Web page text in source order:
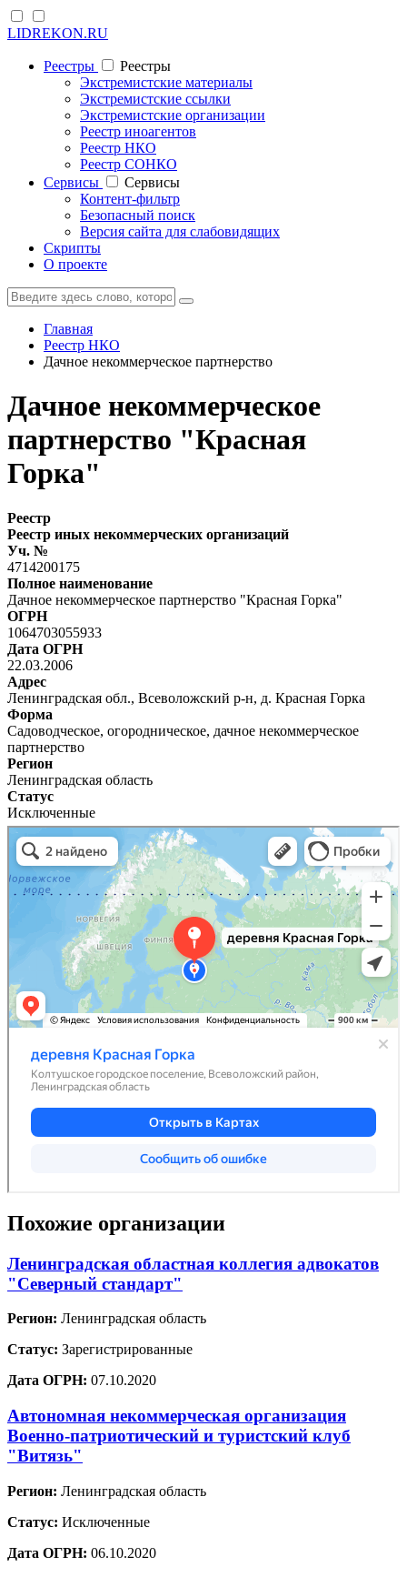
LIDREKON.RU
Реестры
Реестры
Экстремистские материалы
Экстремистские ссылки
Экстремистские организации
Реестр иноагентов
Реестр НКО
Реестр СОНКО
Cервисы
Cервисы
Контент-фильтр
Безопасный поиск
Версия сайта для слабовидящих
Скрипты
О проекте
Главная
Реестр НКО
Дачное некоммерческое партнерство
Дачное некоммерческое
партнерство "Красная
Горка"
Реестр
Реестр иных некоммерческих организаций
Уч. №
4714200175
Полное наименование
Дачное некоммерческое партнерство "Красная Горка"
ОГРН
1064703055933
Дата ОГРН
22.03.2006
Адрес
Ленинградская обл., Всеволожский р-н, д. Красная Горка
Форма
Садоводческое, огородническое, дачное некоммерческое
партнерство
Регион
Ленинградская область
Статус
Исключенные
Похожие организации
Ленинградская областная коллегия адвокатов
"Северный стандарт"
Регион: Ленинградская область
Статус: Зарегистрированные
Дата ОГРН: 07.10.2020
Автономная некоммерческая организация
Военно-патриотический и туристский клуб
"Витязь"
Регион: Ленинградская область
Статус: Исключенные
Дата ОГРН: 06.10.2020